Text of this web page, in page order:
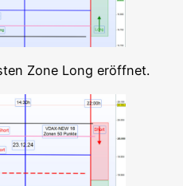
Zone Long eröffnet.